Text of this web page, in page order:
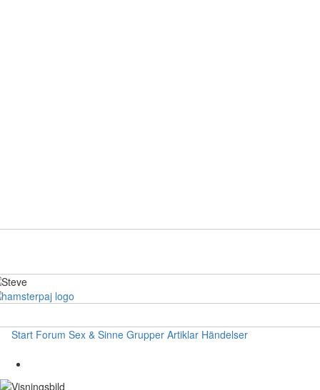
Start Forum Sex & Sinne Grupper Artiklar Händelser